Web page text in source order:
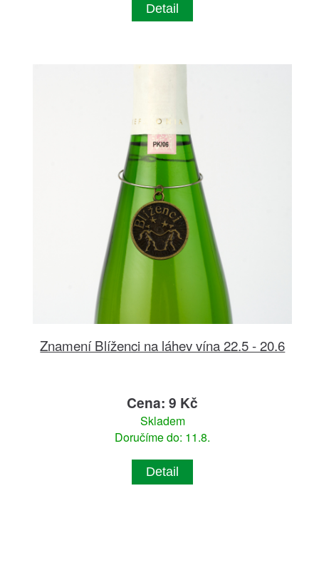
Detail
Znamení Blíženci na láhev vína 22.5 - 20.6
Cena: 9 Kč
Skladem
Doručíme do: 11.8.
Detail